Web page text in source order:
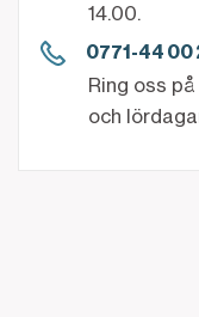
14.00.
0771-44 00
Ring oss
och